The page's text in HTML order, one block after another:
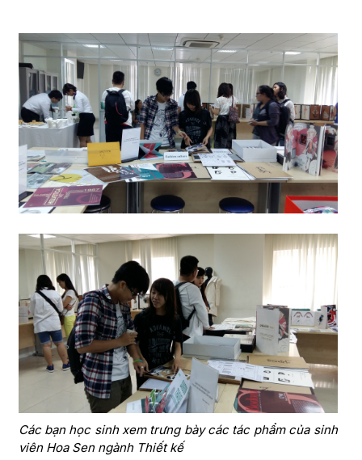
Các bạn học sinh xem trưng bày các tác phẩm của sinh
viên Hoa Sen ngành Thiết kế